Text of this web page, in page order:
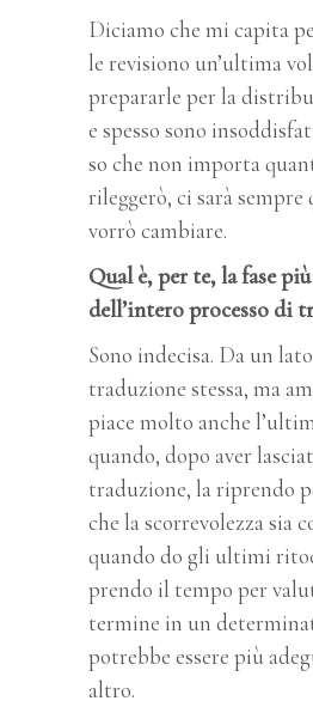
Diciamo che mi capita
le revisiono un’ultima
prepararle per la
e spesso sono
so che non importa
rileggerò, ci sarà sempre
vorrò cambiare.
Qual è, per te, la fase
dell’intero processo di
Sono indecisa. Da un
traduzione stessa, ma
piace molto anche
quando, dopo aver
traduzione, la riprendo
che la scorrevolezza sia
quando do gli ultimi
prendo il tempo per
termine in un
potrebbe essere più
altro.